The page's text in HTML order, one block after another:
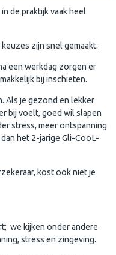
de praktijk vaak heel
zijn snel gemaakt.
een werkdag zorgen er
bij inschieten.
Als je gezond en lekker
bij voelt, goed wil slapen
stress, meer ontspanning
het 2-jarige Gli-CooL-
kost ook niet je
we kijken onder andere
stress en zingeving.